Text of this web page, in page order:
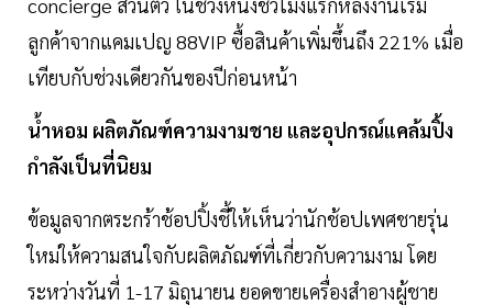
ลูกค้าจากแคมเปญ 88VIP ซื้อสินค้าเพิ่มขึ้นถึง 221% เมื่อ
เทียบกับช่วงเดียวกันของปีก่อนหน้า
น้ำหอม ผลิตภัณฑ์ความงามชาย และอุปกรณ์แคล้มปิ้ง
กำลังเป็นที่นิยม
ข้อมูลจากตระกร้าช้อปปิ้งชี้ให้เห็นว่านักช้อปเพศชายรุ่น
ใหม่ให้ความสนใจกับผลิตภัณฑ์ที่เกี่ยวกับความงาม โดย
ระหว่างวันที่ 1-17 มิถุนายน ยอดขายเครื่องสำอางผู้ชาย